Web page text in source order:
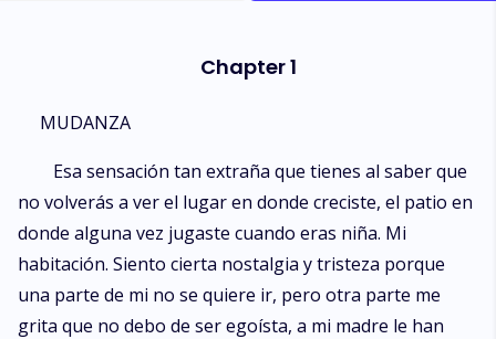
Chapter 1
MUDANZA
Esa sensación tan extraña que tienes al saber que
no volverás a ver el lugar en donde creciste, el patio en
donde alguna vez jugaste cuando eras niña. Mi
habitación. Siento cierta nostalgia y tristeza porque
una parte de mi no se quiere ir, pero otra parte me
grita que no debo de ser egoísta, a mi madre le han